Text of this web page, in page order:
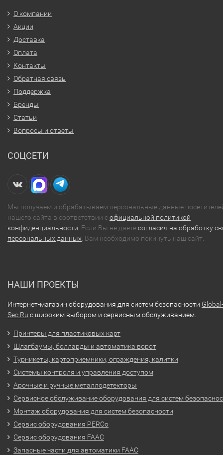
О компании
Акции
Доставка
Оплата
Контакты
Обратная связь
Поддержка
Бренды
Статьи
Вопросы и ответы
СОЦСЕТИ
Мы получаем и обрабатываем персональные данные
нашего сайта в соответствии софициальной политикой
конфиденциальности. Если Вы не даетесогласия на обработку
персональных данных, Вам необходимо покинуть наш сайт.
НАШИ ПРОЕКТЫ
Интернет-магазин оборудования для систем безопасности Global-
Sec.Ru с широким выбором и сервисным обслуживанием.
Принтеры для пластиковых карт
Шлагбаумы, болларды и автоматика ворот
Турникеты, картоприемники, ограждения, калитки
Системы контроля и управления доступом
Арочные и ручные металлодетекторы
Сервисное обслуживание оборудования для систем
Монтаж оборудования для систем безопасности
Сервис оборудования PERCo
Сервис оборудования FAAC
Запасные части для автоматики FAAC